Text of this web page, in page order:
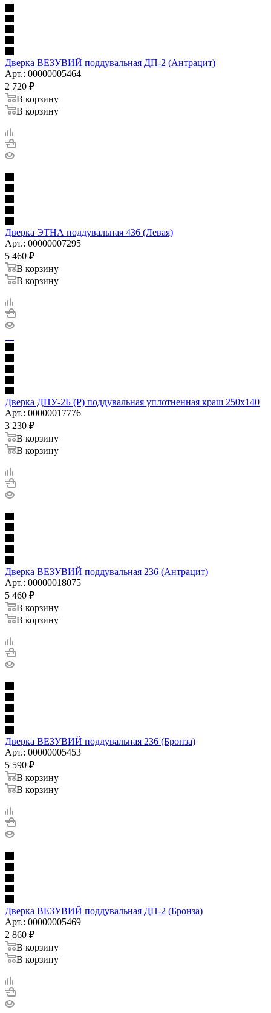
Дверка ВЕЗУВИЙ поддувальная ДП-2 (Антрацит)
Арт.: 00000005464
2 720 ₽
В корзину
В корзину
Дверка ЭТНА поддувальная 436 (Левая)
Арт.: 00000007295
5 460 ₽
В корзину
В корзину
Дверка ДПУ-2Б (Р) поддувальная уплотненная краш 250х140
Арт.: 00000017776
3 230 ₽
В корзину
В корзину
Дверка ВЕЗУВИЙ поддувальная 236 (Антрацит)
Арт.: 00000018075
5 460 ₽
В корзину
В корзину
Дверка ВЕЗУВИЙ поддувальная 236 (Бронза)
Арт.: 00000005453
5 590 ₽
В корзину
В корзину
Дверка ВЕЗУВИЙ поддувальная ДП-2 (Бронза)
Арт.: 00000005469
2 860 ₽
В корзину
В корзину